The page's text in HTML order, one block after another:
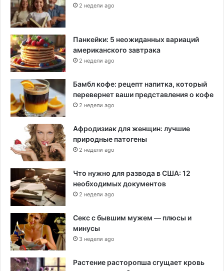
2 недели ago
Панкейки: 5 неожиданных вариаций
американского завтрака
2 недели ago
Бамбл кофе: рецепт напитка, который
перевернет ваши представления о кофе
2 недели ago
Афродизиак для женщин: лучшие
природные патогены
2 недели ago
Что нужно для развода в США: 12
необходимых документов
2 недели ago
Секс с бывшим мужем — плюсы и
минусы
3 недели ago
Растение расторопша сгущает кровь